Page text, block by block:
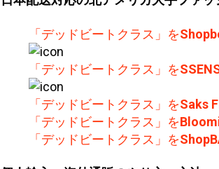
「デッドビートクラス」を
「デッドビートクラス」を
「デッドビートクラス」をSaks
「デッドビートクラス」を
「デッドビートクラス」を